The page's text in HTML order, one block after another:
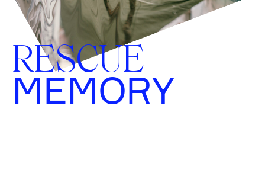
RESCUE
MEMORY